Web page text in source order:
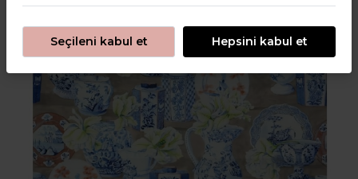
Seçileni kabul et Hepsini kabul et